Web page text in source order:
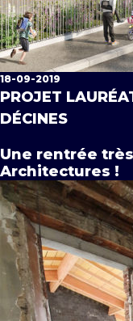
18-09-2019
PROJET
DÉCINES
Une rentrée
Architectures !